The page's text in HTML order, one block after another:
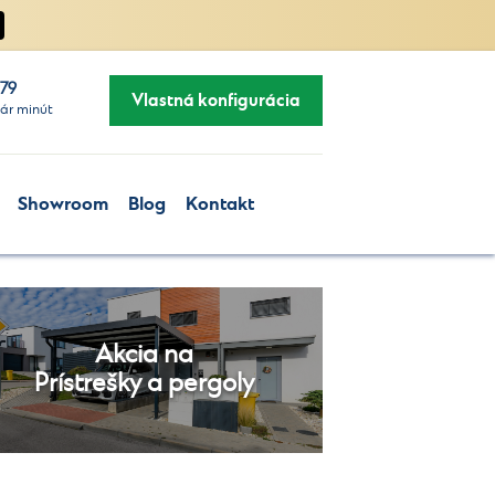
Vlastná konfigurácia
minút
Showroom Blog Kontakt
Akcia na
Prístrešky a pergoly